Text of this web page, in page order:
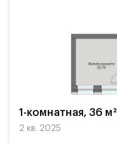
1-комнатная, 36 м²
2 кв. 2025